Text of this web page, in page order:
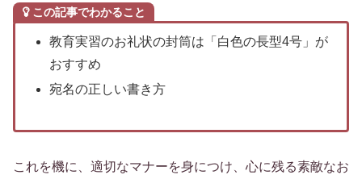
この記事でわかること
教育実習のお礼状の封筒は「白色の長型4号」が
おすすめ
宛名の正しい書き方
これを機に、適切なマナーを身につけ、心に残る素敵なお